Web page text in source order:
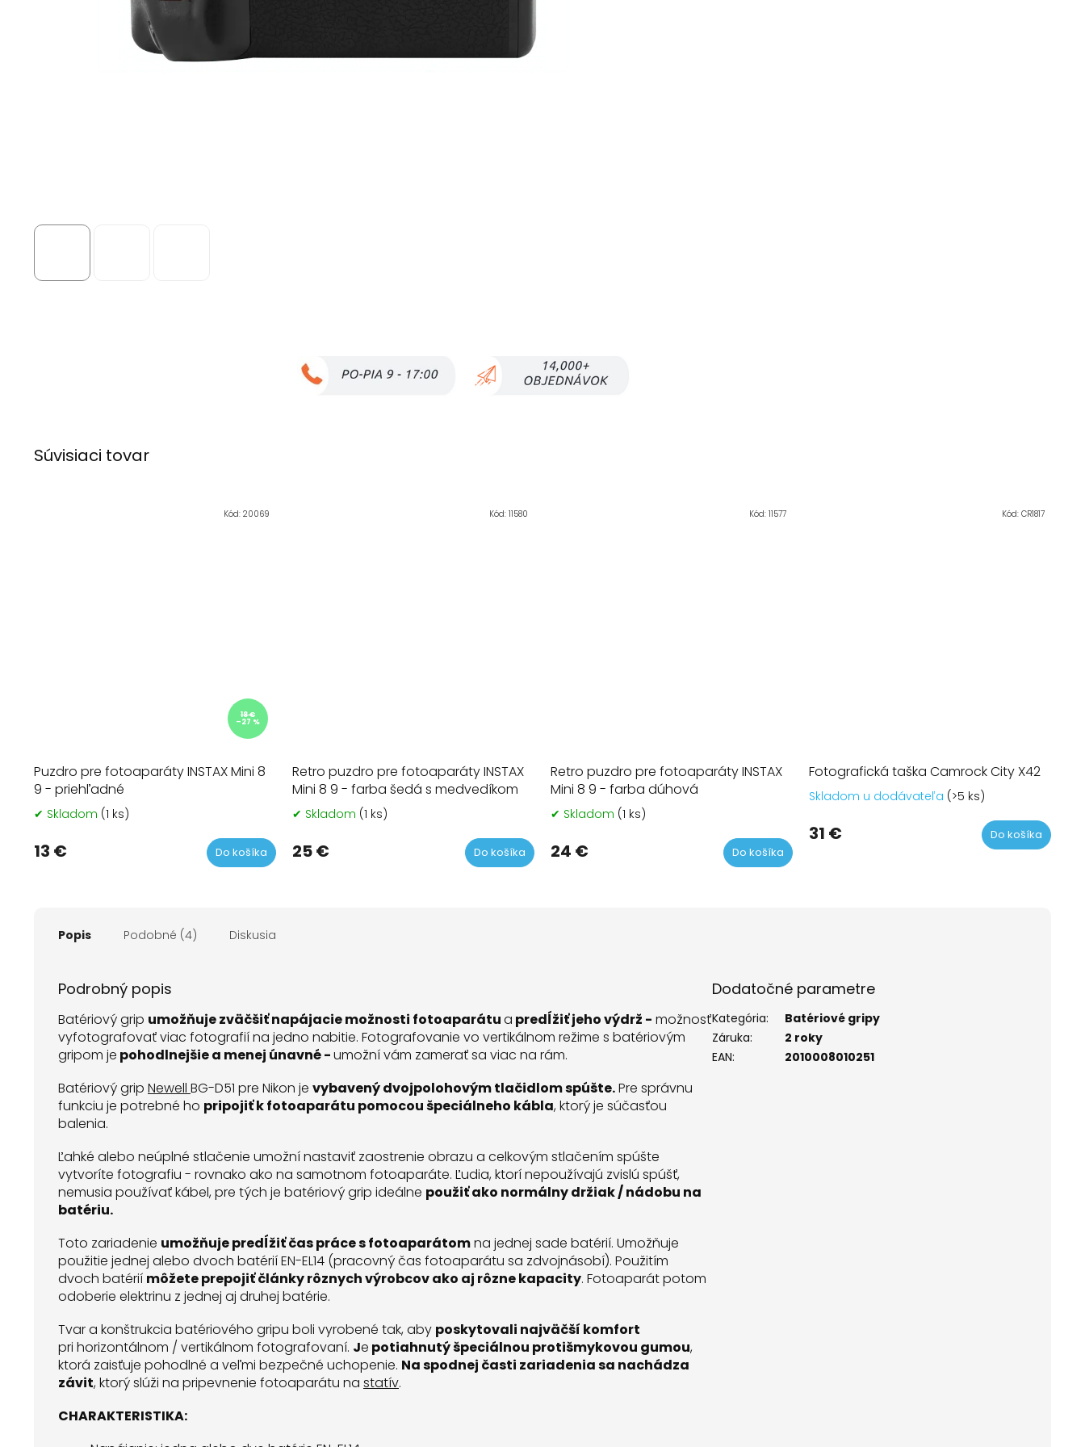
Súvisiaci tovar
18 €
–27 %
Puzdro pre fotoaparáty INSTAX Mini 8
9 - priehľadné
✔ Skladom (1 ks)
13 € Do košíka
Kód: 20069
Retro puzdro pre fotoaparáty INSTAX
Mini 8 9 - farba šedá s medvedíkom
✔ Skladom (1 ks)
25 € Do košíka
Kód: 11580
Retro puzdro pre fotoaparáty INSTAX
Mini 8 9 - farba dúhová
✔ Skladom (1 ks)
24 € Do košíka
Kód: 11577
Fotografická taška Camrock City X42
Skladom u dodávateľa (>5 ks)
31 € Do košíka
Kód: CR1817
Popis Podobné (4) Diskusia
Podrobný popis
Batériový grip umožňuje zväčšiť napájacie možnosti fotoaparátua predĺžiť jeho výdrž - možnosť
vyfotografovať viac fotografií na jedno nabitie. Fotografovanie vo vertikálnom režime s batériovým
gripom je pohodlnejšie a menej únavné -umožní vám zamerať sa viac na rám.
Batériový grip Newell BG-D51 pre Nikon je vybavený dvojpolohovým tlačidlom spúšte.Pre správnu
funkciu je potrebné ho pripojiť k fotoaparátu pomocou špeciálneho kábla, ktorý je súčasťou
balenia.
Ľahké alebo neúplné stlačenie umožní nastaviť zaostrenie obrazu a celkovým stlačením spúšte
vytvoríte fotografiu - rovnako ako na samotnom fotoaparáte. Ľudia, ktorí nepoužívajú zvislú spúšť,
nemusia používať kábel, pre tých je batériový grip ideálne použiť ako normálny držiak / nádobu na
batériu.
Toto zariadenie umožňuje predĺžiť čas práce s fotoaparátomna jednej sade batérií. Umožňuje
použitie jednej alebo dvoch batérií EN-EL14 (pracovný čas fotoaparátu sa zdvojnásobí). Použitím
dvoch batérií môžete prepojiť články rôznych výrobcov ako aj rôzne kapacity. Fotoaparát potom
odoberie elektrinu z jednej aj druhej batérie.
Tvar a konštrukcia batériového gripu boli vyrobené tak, aby poskytovali najväčší komfort
pri horizontálnom / vertikálnom fotografovaní. Je potiahnutý špeciálnou protišmykovou gumou,
ktorá zaisťuje pohodlné a veľmi bezpečné uchopenie. Na spodnej časti zariadenia sa nachádza
závit, ktorý slúži na pripevnenie fotoaparátu na statív.
CHARAKTERISTIKA:
Dodatočné parametre
Kategória:
Batériové gripy
Záruka:
2 roky
EAN: 2010008010251